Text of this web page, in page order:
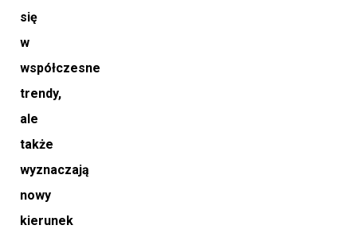
się
w
współczesne
trendy,
ale
także
wyznaczają
nowy
kierunek